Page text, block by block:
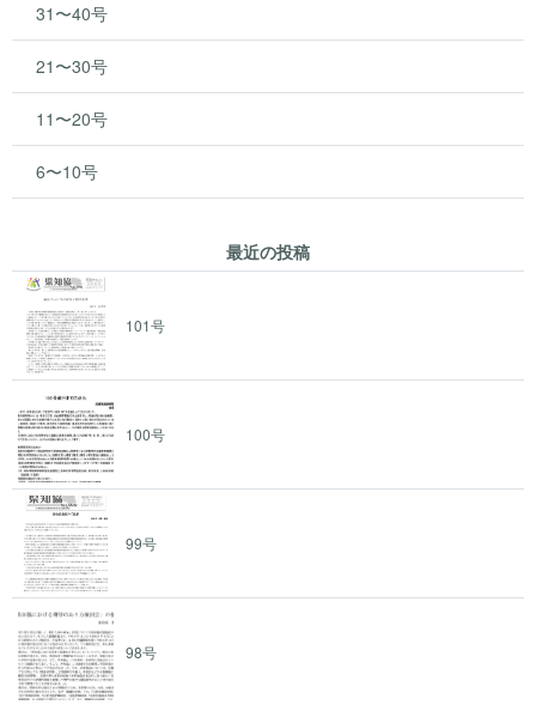
31〜40号
21〜30号
11〜20号
6〜10号
最近の投稿
101号
100号
99号
98号